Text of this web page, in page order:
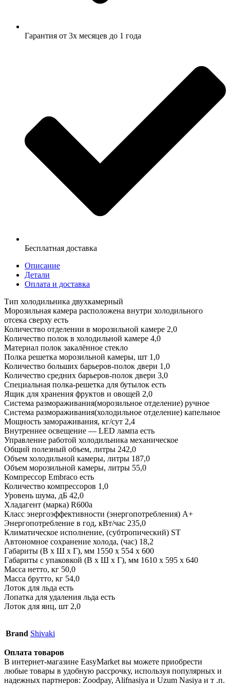
Гарантия от 3х месяцев до 1 года
Бесплатная доставка
Описание
Детали
Оплата и доставка
Тип холодильника двухкамерный
Морозильная камера расположена внутри холодильного
отсека сверху есть
Количество отделении в морозильной камере 2,0
Количество полок в холодильной камере 4,0
Материал полок закалённое стекло
Полка решетка морозильной камеры, шт 1,0
Количество больших барьеров-полок двери 1,0
Количество средних барьеров-полок двери 3,0
Специальная полка-решетка для бутылок есть
Ящик для хранения фруктов и овощей 2,0
Система размораживания(морозильное отделение) ручное
Система размораживания(холодильное отделение) капельное
Мощность замораживания, кг/сут 2,4
Внутреннее освещение — LED лампа есть
Управление работой холодильника механическое
Общий полезный объем, литры 242,0
Объем холодильной камеры, литры 187,0
Объем морозильной камеры, литры 55,0
Компрессор Embraco есть
Количество компрессоров 1,0
Уровень шума, дБ 42,0
Хладагент (марка) R600a
Класс энергоэффективности (энергопотребления) А+
Энергопотребление в год, кВт/час 235,0
Климатическое исполнение, (субтропический) ST
Автономноe cохрaнeниe холодa, (час) 18,2
Габариты (В х Ш х Г), мм 1550 х 554 х 600
Габариты с упаковкой (В х Ш х Г), мм 1610 х 595 х 640
Масса нетто, кг 50,0
Масса брутто, кг 54,0
Лоток для льда есть
Лопатка для удаления льда есть
Лоток для яиц, шт 2,0
Brand Shivaki
Оплата товаров
В интернет-магазине EasyMarket вы можете приобрести
любые товары в удобную рассрочку, используя популярных и
надежных партнеров: Zoodpay, Alifnasiya и Uzum Nasiya и т .п.